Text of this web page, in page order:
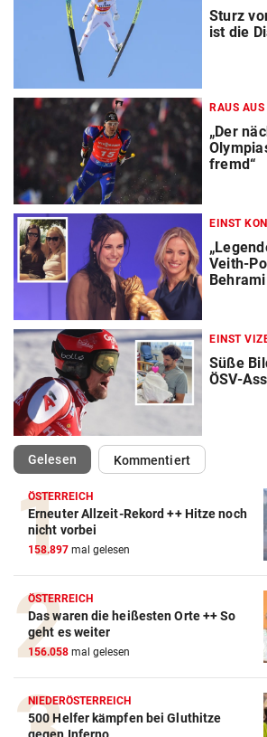
Sturz
ist die
RAUS
„Der
fremd“
EINST
Veith-
Behrami
EINST
Süße
ÖSV-
Gelesen(ausgewählt)Kommentiert
ÖSTERREICH
Erneuter Allzeit-Rekord ++ Hitze noch
nicht vorbei
158.897 mal gelesen
ÖSTERREICH
Das waren die heißesten Orte ++ So
geht es weiter
156.058 mal gelesen
NIEDERÖSTERREICH
500 Helfer kämpfen bei Gluthitze
Action-Cam Vergleich
Crosstrainer Vergleich
ZUM VERGLEICH
E-Bike Vergleich
ZUM VERGLEICH